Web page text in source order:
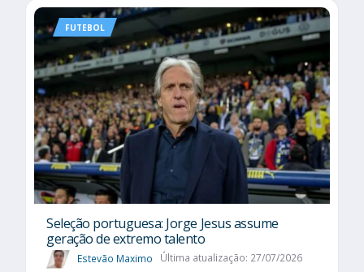
FUTEBOL
Seleção portuguesa: Jorge Jesus assume
geração de extremo talento
Estevão Maximo Última atualização: 27/07/2026